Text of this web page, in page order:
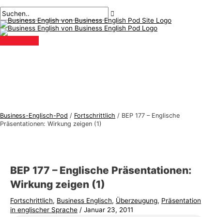
Inhalt
springen
Business-Englisch-Pod / Fortschrittlich / BEP 177 – Englische
Präsentationen: Wirkung zeigen (1)
BEP 177 – Englische Präsentationen:
Wirkung zeigen (1)
Fortschrittlich, Business Englisch, Überzeugung, Präsentation
in englischer Sprache /Januar 23, 2011
Sie
hier
ein..
B
u
s
i
E
i
s
c
h
S
u
c
h
h